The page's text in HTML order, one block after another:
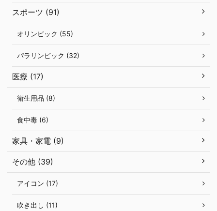
スポーツ (91)
オリンピック (55)
パラリンピック (32)
医療 (17)
衛生用品 (8)
食中毒 (6)
家具・家電 (9)
その他 (39)
アイコン (17)
吹き出し (11)